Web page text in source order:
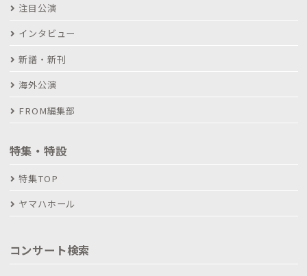
注目公演
インタビュー
新譜・新刊
海外公演
FROM編集部
特集・特設
特集TOP
ヤマハホール
コンサート検索